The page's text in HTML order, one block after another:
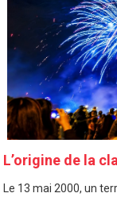
L’origine de la
Le 13 mai 2000, un